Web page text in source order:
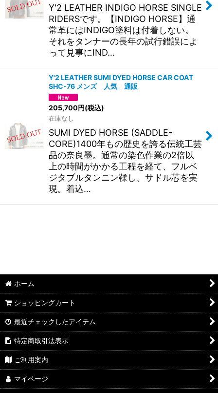
Y'2 LEATHER INDIGO HORSE SINGLE
RIDERSです。【INDIGO HORSE】通
常革にはINDIGO塗料は付着しない。
それをタンナーの長年の試行錯誤によ
って見事にIND…
Y'2 LEATHER SUMI DYED HORSE CAR COAT
SHC-76 メンズ 人気 通販
205,700円(税込)
在庫なし
SUMI DYED HORSE (SADDLE-
CORE)1400年もの歴史を誇る伝統工芸
品の奈良墨。通常の染色作業の2倍以
上の時間がかかる工程を経て、フルベ
ジタブルタンニン鞣し、サドル芯を実
現。着込…
ホーム
ショッピングカート
最近チェックしたアイテム
特定商取引法表示
ご利用案内
マイページ